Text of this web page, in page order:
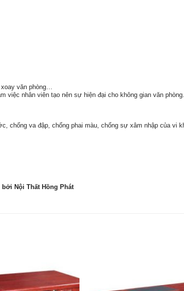
văn phòng…
việc nhân viên tạo nên sự hiện đại cho không gian văn phòng.
chống va đập, chống phai màu, chống sự xâm nhập của vi
bởi Nội Thất Hồng Phát
Thêm